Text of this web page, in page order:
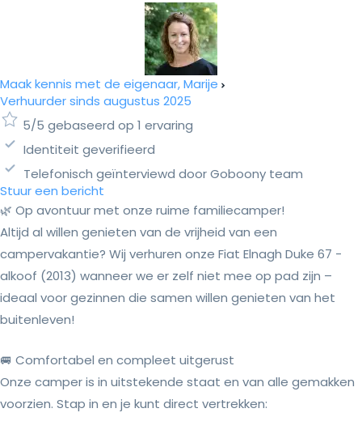
Maak kennis met de eigenaar, Marije
Verhuurder sinds augustus 2025
5/5 gebaseerd op 1 ervaring
Identiteit geverifieerd
Telefonisch geïnterviewd door Goboony team
Stuur een bericht
🌿 Op avontuur met onze ruime familiecamper!
Altijd al willen genieten van de vrijheid van een
campervakantie? Wij verhuren onze Fiat Elnagh Duke 67 -
alkoof (2013) wanneer we er zelf niet mee op pad zijn –
ideaal voor gezinnen die samen willen genieten van het
buitenleven!
🚐 Comfortabel en compleet uitgerust
Onze camper is in uitstekende staat en van alle gemakken
voorzien. Stap in en je kunt direct vertrekken: